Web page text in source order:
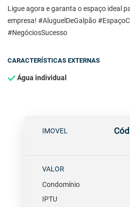
Ligue agora e garanta o espaço ideal
empresa! #AluguelDeGalpão
#NegóciosSucesso
CARACTERÍSTICAS EXTERNAS
Água individual
IMOVEL
VALOR
Condomínio
IPTU